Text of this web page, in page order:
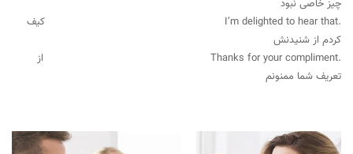
چیز خاصی نبود
.I’m delighted to hear that کیف
کردم از شنیدنش
.Thanks for your compliment از
تعریف شما ممنونم